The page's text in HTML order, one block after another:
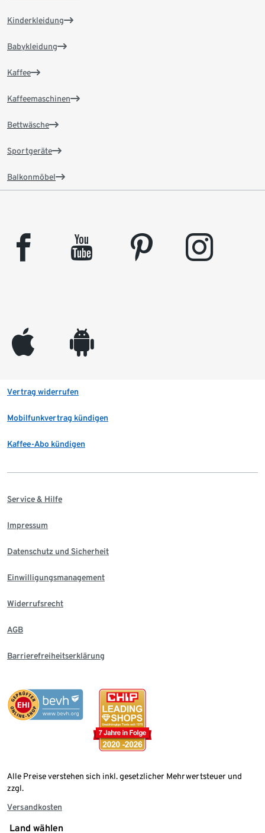
Kinderkleidung
Babykleidung
Kaffee
Kaffeemaschinen
Bettwäsche
Sportgeräte
Balkonmöbel
facebook youtube pinterest instagram
appleinc android
Vertrag widerrufen
Mobilfunkvertrag kündigen
Kaffee-Abo kündigen
Service & Hilfe
Impressum
Datenschutz und Sicherheit
Einwilligungsmanagement
Widerrufsrecht
AGB
Barrierefreiheitserklärung
Alle Preise verstehen sich inkl. gesetzlicher Mehrwertsteuer und
zzgl.
Versandkosten
Land wählen